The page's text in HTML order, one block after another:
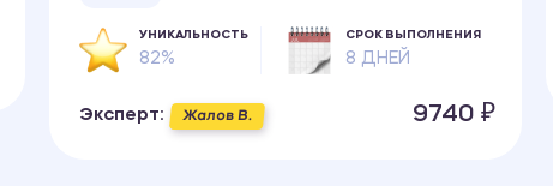
УНИКАЛЬНОСТЬ
82%
СРОК ВЫПОЛНЕНИЯ
8 ДНЕЙ
Эксперт: Жалов В. 9740 ₽